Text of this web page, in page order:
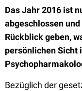
Das Jahr 2016 ist
abgeschlossen
Rückblick geben,
persönlichen Sicht
Bezüglich der